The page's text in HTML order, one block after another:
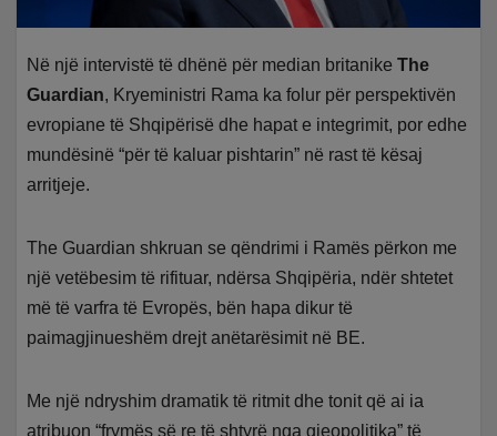
Në një intervistë të dhënë për median britanikeThe
Guardian, Kryeministri Rama ka folur për perspektivën
evropiane të Shqipërisë dhe hapat e integrimit, por edhe
mundësinë “për të kaluar pishtarin” në rast të kësaj
arritjeje.
The Guardian shkruan se qëndrimi i Ramës përkon me
një vetëbesim të rifituar, ndërsa Shqipëria, ndër shtetet
më të varfra të Evropës, bën hapa dikur të
paimagjinueshëm drejt anëtarësimit në BE.
Me një ndryshim dramatik të ritmit dhe tonit që ai ia
atribuon “frymës së re të shtyrë nga gjeopolitika” të